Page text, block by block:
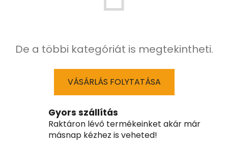
De a többi kategóriát is megtekintheti.
VÁSÁRLÁS FOLYTATÁSA
Gyors szállítás
Raktáron lévő termékeinket akár már
másnap kézhez is veheted!